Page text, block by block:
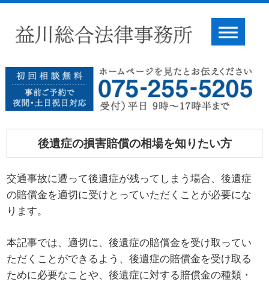
後遺症の損害賠償の相場を知りたい方
交通事故に遭って後遺症が残ってしまう場合、後遺症
の賠償金を適切に受けとっていただくことが必要にな
ります。
本記事では、適切に、後遺症の賠償金を受け取ってい
ただくことができるよう、後遺症の賠償金を受け取る
ために必要なことや、後遺症に対する賠償金の種類・